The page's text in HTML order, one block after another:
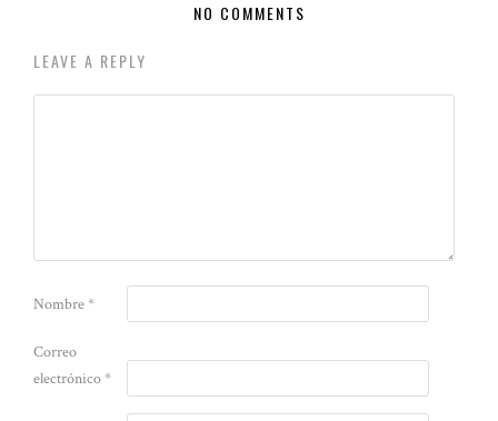
NO COMMENTS
LEAVE A REPLY
Nombre*
Correo
electrónico*